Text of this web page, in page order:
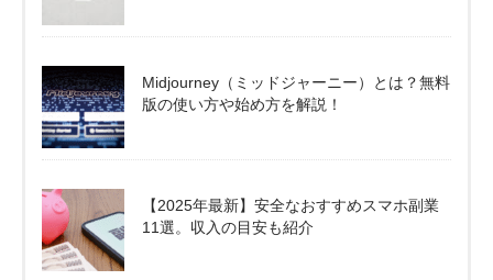
Midjourney（ミッドジャーニー）とは？無料
版の使い方や始め方を解説！
【2025年最新】安全なおすすめスマホ副業
11選。収入の目安も紹介